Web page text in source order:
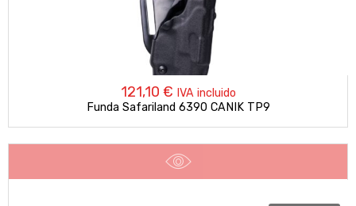
121,10 € IVA incluido
Funda Safariland 6390 CANIK TP9